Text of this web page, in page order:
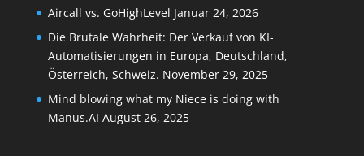
Aircall vs. GoHighLevel Januar 24, 2026
Die Brutale Wahrheit: Der Verkauf von KI-
Automatisierungen in Europa, Deutschland,
Österreich, Schweiz. November 29, 2025
Mind blowing what my Niece is doing with
Manus.AI August 26, 2025